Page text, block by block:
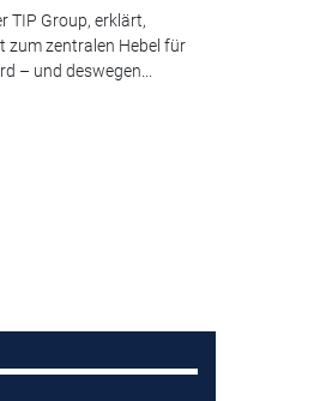
TIP Group, erklärt,
zum zentralen Hebel für
– und deswegen...